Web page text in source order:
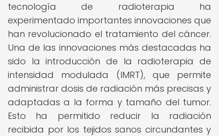
tecnología de radioterapia ha
experimentado importantes innovaciones que
han revolucionado el tratamiento del cáncer.
Una de las innovaciones más destacadas ha
sido la introducción de la radioterapia de
intensidad modulada (IMRT), que permite
administrar dosis de radiación más precisas y
adaptadas a la forma y tamaño del tumor.
Esto ha permitido reducir la radiación
recibida por los tejidos sanos circundantes y